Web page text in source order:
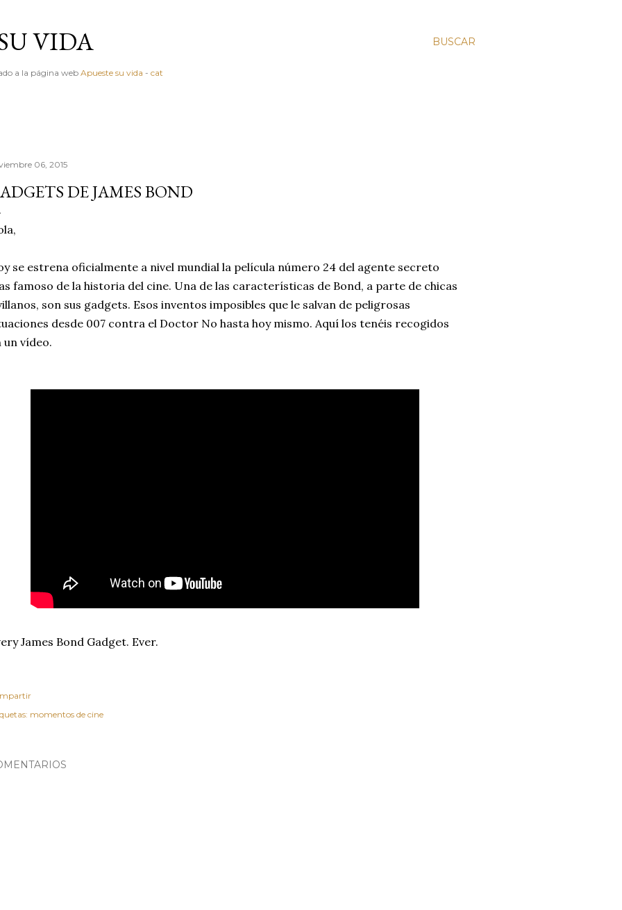
BUSCAR
VIDA
a la página web Apueste su vida - cat
06, 2015
DE JAMES BOND
se estrena oficialmente a nivel mundial la película número 24 del agente secreto
famoso de la historia del cine. Una de las características de Bond, a parte de chicas
son sus gadgets. Esos inventos imposibles que le salvan de peligrosas
desde 007 contra el Doctor No hasta hoy mismo. Aquí los tenéis recogidos
un vídeo.
James Bond Gadget. Ever.
momentos de cine